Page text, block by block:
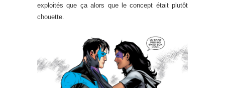
exploités que ça alors que le concept était plutôt
chouette.